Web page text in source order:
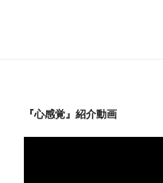
『心感覚』紹介動画